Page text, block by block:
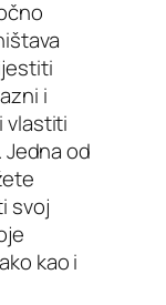
i
vlastiti
od
svoj
kao i